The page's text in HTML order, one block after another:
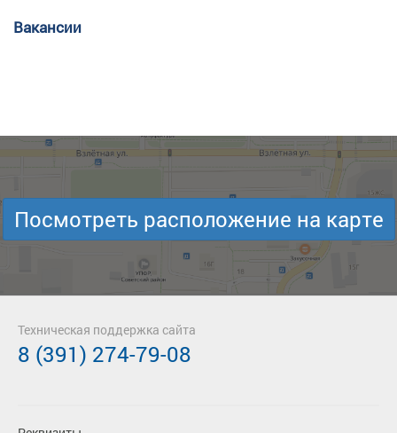
Вакансии
Посмотреть расположение на карте
Техническая поддержка сайта
8 (391) 274-79-08